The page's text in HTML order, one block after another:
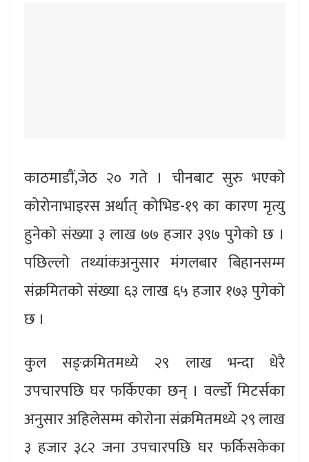
काठमाडाैं,जेठ २० गते । चीनबाट सुरु भएकाे
कोरोनाभाइरस अर्थात् कोभिड-१९ का कारण मृत्यु
हुनेकाे संख्या ३ लाख ७७ हजार ३९७ पुगेकाे छ ।
पछिल्लाे तथ्यांकअनुसार मंगलबार बिहानसम्म
संक्रमितकाे संख्या ६३ लाख ६५ हजार १७३ पुगेकाे
छ ।
कुल सङ्क्रमितमध्ये २९ लाख भन्दा धेरै
उपचारपछि घर फर्किएका छन् । वर्ल्डो मिटर्सका
अनुसार अहिलेसम्म काेराेना संक्रमितमध्ये २९ लाख
३ हजार ३८२ जना उपचारपछि घर फर्किसकेका